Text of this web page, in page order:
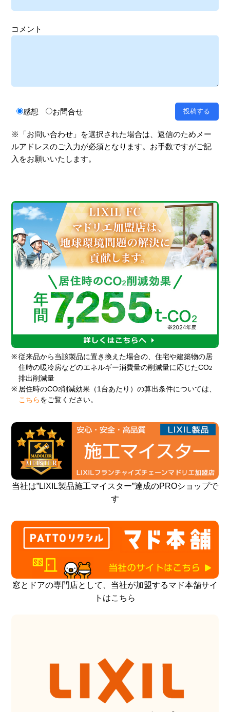
コメント
感想 お問合せ
※「お問い合わせ」を選択された場合は、返信のためメー
ルアドレスのご入力が必須となります。お手数ですがご記
入をお願いいたします。
※ 従来品から当該製品に置き換えた場合の、住宅や建築物の居
住時の暖冷房などのエネルギー消費量の削減量に応じたCO2
排出削減量
※ 居住時のCO2削減効果（1台あたり）の算出条件については、
こちら をご覧ください。
当社は”LIXIL製品施工マイスター”達成のPROショップで
す
窓とドアの専門店として、当社が加盟するマド本舗サイ
トはこちら